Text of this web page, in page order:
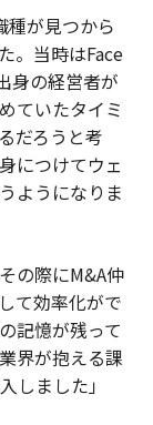
種が見つから
。当時はFace
身の経営者が
ていたタイミ
だろうと考
につけてウェ
ようになりま
の際にM&A仲
て効率化がで
記憶が残って
界が抱える課
しました」